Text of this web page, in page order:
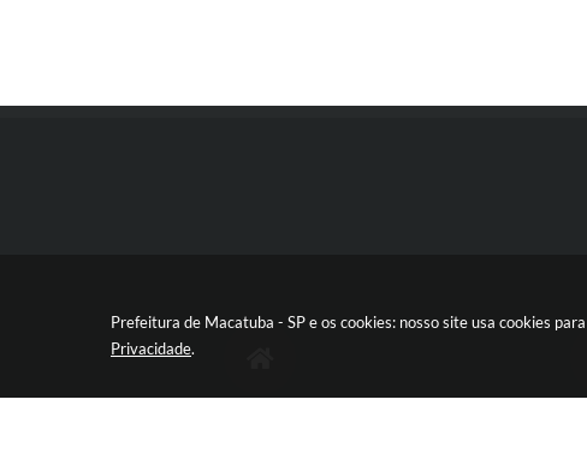
Prefeitura de Macatuba - SP e os cookies: nosso site usa cookies
Privacidade.